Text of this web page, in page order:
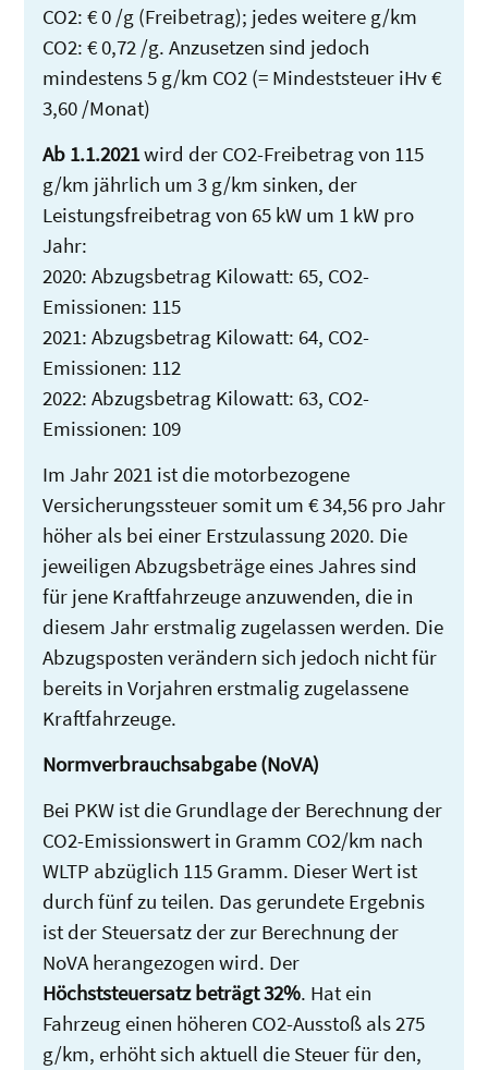
CO2: € 0 /g (Freibetrag); jedes weitere g/km
CO2: € 0,72 /g. Anzusetzen sind jedoch
mindestens 5 g/km CO2 (= Mindeststeuer iHv €
3,60 /Monat)
Ab 1.1.2021wird der CO2-Freibetrag von 115
g/km jährlich um 3 g/km sinken, der
Leistungsfreibetrag von 65 kW um 1 kW pro
Jahr:
2020: Abzugsbetrag Kilowatt: 65, CO2-
Emissionen: 115
2021: Abzugsbetrag Kilowatt: 64, CO2-
Emissionen: 112
2022: Abzugsbetrag Kilowatt: 63, CO2-
Emissionen: 109
Im Jahr 2021 ist die motorbezogene
Versicherungssteuer somit um € 34,56 pro Jahr
höher als bei einer Erstzulassung 2020. Die
jeweiligen Abzugsbeträge eines Jahres sind
für jene Kraftfahrzeuge anzuwenden, die in
diesem Jahr erstmalig zugelassen werden. Die
Abzugsposten verändern sich jedoch nicht für
bereits in Vorjahren erstmalig zugelassene
Kraftfahrzeuge.
Normverbrauchsabgabe (NoVA)
Bei PKW ist die Grundlage der Berechnung der
CO2-Emissionswert in Gramm CO2/km nach
WLTP abzüglich 115 Gramm. Dieser Wert ist
durch fünf zu teilen. Das gerundete Ergebnis
ist der Steuersatz der zur Berechnung der
NoVA herangezogen wird. Der
Höchststeuersatz beträgt 32%. Hat ein
Fahrzeug einen höheren CO2-Ausstoß als 275
g/km, erhöht sich aktuell die Steuer für den,